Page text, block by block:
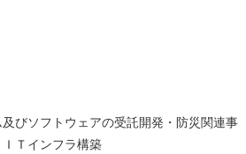
びソフトウェアの受託開発・防災関連事
Ｔインフラ構築